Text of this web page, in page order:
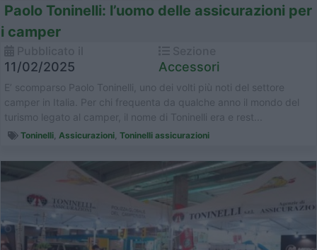
Paolo Toninelli: l’uomo delle assicurazioni per
i camper
11/02/2025 Accessori
E’ scomparso Paolo Toninelli, uno dei volti più noti del settore
camper in Italia. Per chi frequenta da qualche anno il mondo del
turismo legato al camper, il nome di Toninelli era e rest...
Toninelli, Assicurazioni, Toninelli assicurazioni